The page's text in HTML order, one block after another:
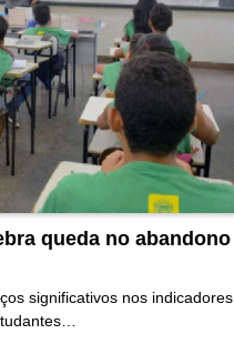
queda no abandono
significativos nos indicadores